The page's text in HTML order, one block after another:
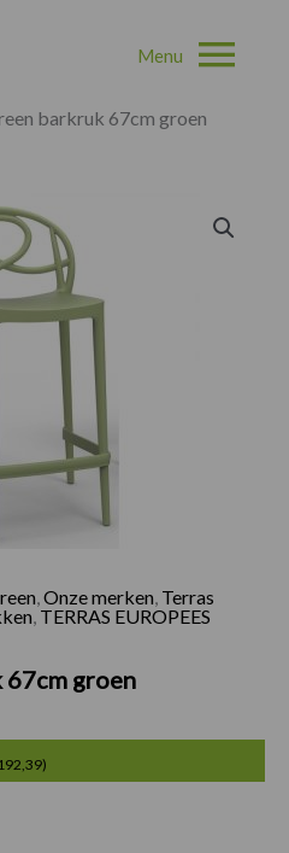
barkruk 67cm groen
Onze merken Terras
TERRAS EUROPEES
groen
Etoile Green